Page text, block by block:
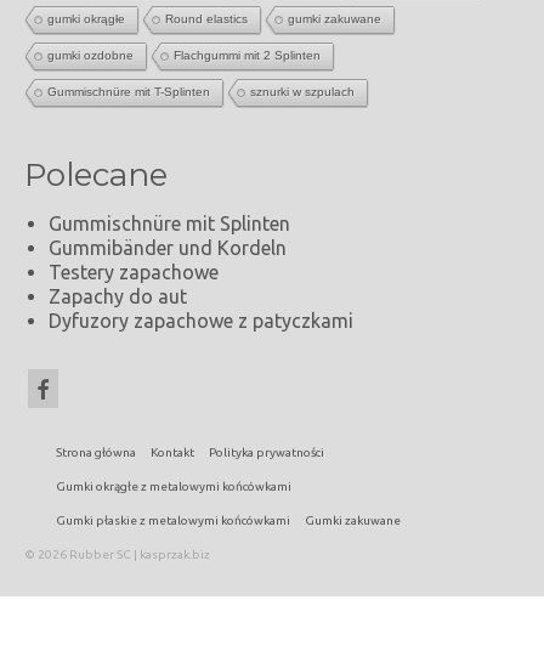
gumki okrągłe Round elastics gumki zakuwane
gumki ozdobne Flachgummi mit 2 Splinten
Gummischnüre mit T-Splinten sznurki w szpulach
Polecane
Gummischnüre mit Splinten
Gummibänder und Kordeln
Testery zapachowe
Zapachy do aut
Dyfuzory zapachowe z patyczkami
Strona główna Kontakt Polityka prywatności
Gumki okrągłe z metalowymi końcówkami
Gumki płaskie z metalowymi końcówkami Gumki zakuwane
© 2026 Rubber SC | kasprzak.biz